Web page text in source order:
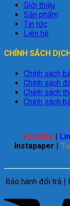
Giới thiệu
Sản phẩm
Tin tức
Liên hệ
CHÍNH SÁCH
Chính sách
Chính sách
Chính sách
Chính sách
Youtube |
Instapaper |
Bảo hành đổi trả |